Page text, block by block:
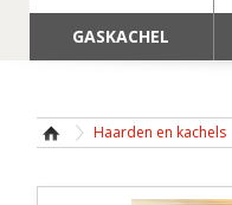
GASKACHEL
Haarden en kachels